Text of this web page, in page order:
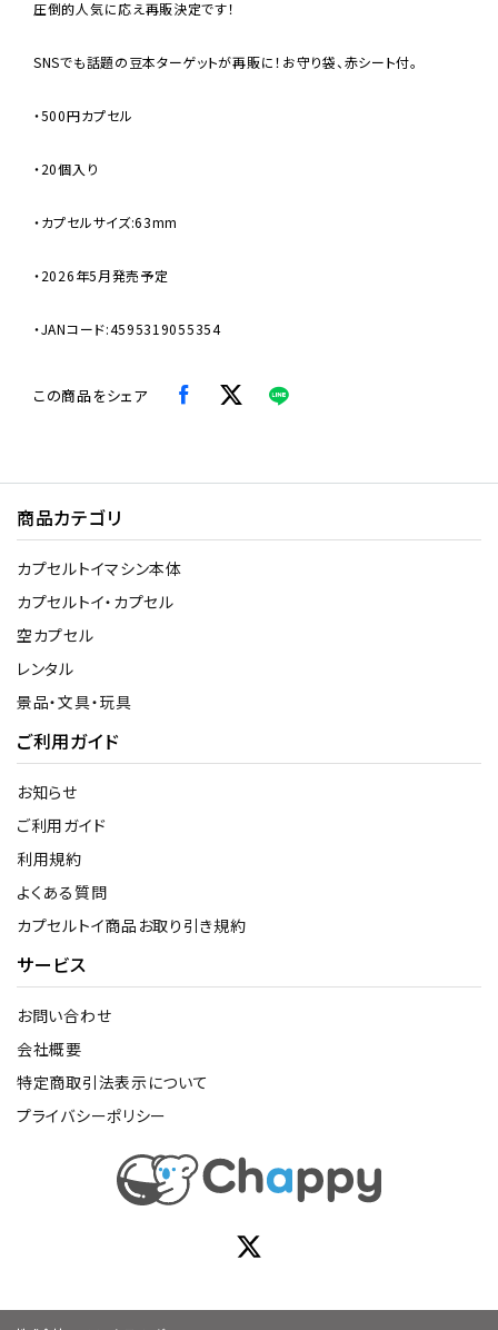
圧倒的人気に応え再販決定です！
SNSでも話題の豆本ターゲットが再販に！お守り袋、赤シート付。
・500円カプセル
・20個入り
・カプセルサイズ:63mm
・2026年5月発売予定
・JANコード:4595319055354
この商品をシェア
商品カテゴリ
カプセルトイマシン本体
カプセルトイ・カプセル
空カプセル
レンタル
景品・文具・玩具
ご利用ガイド
お知らせ
ご利用ガイド
利用規約
よくある質問
カプセルトイ商品お取り引き規約
サービス
お問い合わせ
会社概要
特定商取引法表示について
プライバシーポリシー